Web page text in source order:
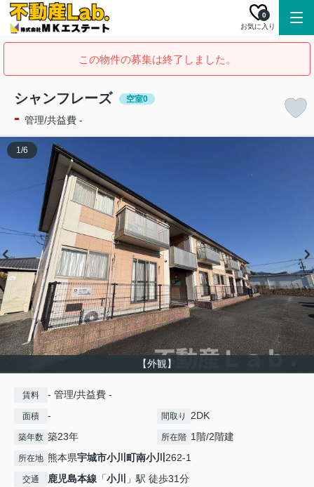
お気に入り
0
この物件の募集は終了しました。
シャンフレーズ 空室0
- 管理/共益費 -
【外観】
1/6
賃料 - 管理/共益費 -
面積 - 間取り 2DK
築年数 築23年 所在階 1階/2階建
所在地 熊本県宇城市小川町南小川 262-1
交通 鹿児島本線 「小川
」駅 徒歩31分